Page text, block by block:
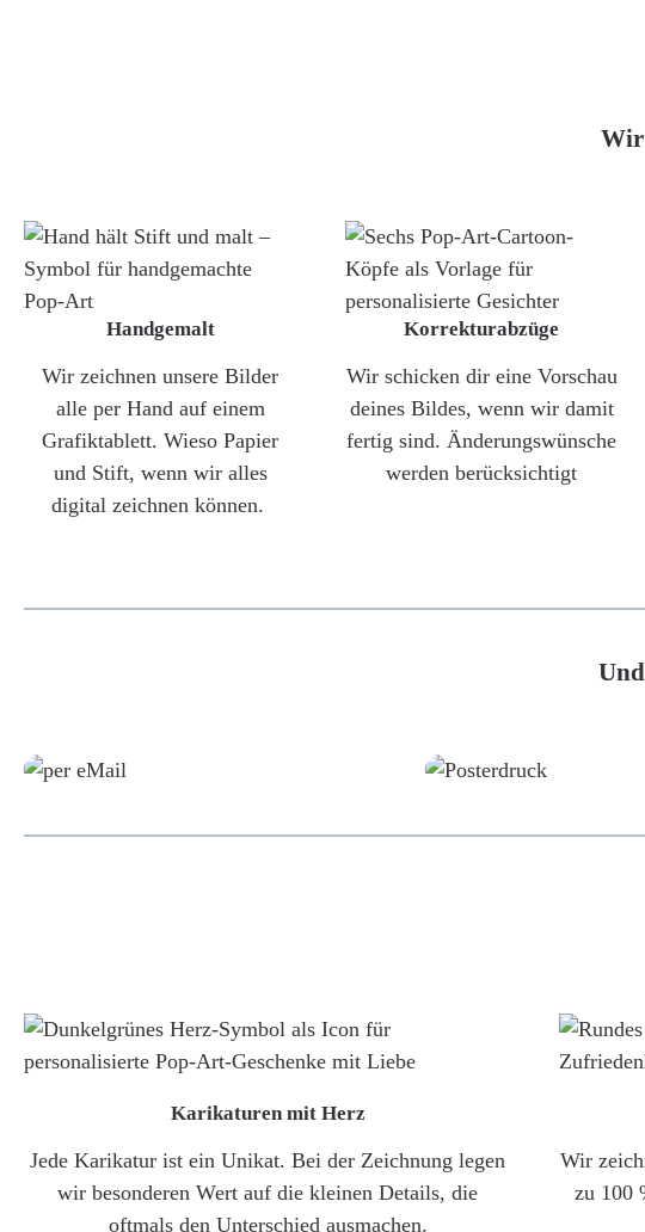
Wir
Handgemalt
Wir zeichnen unsere Bilder
alle per Hand auf einem
Grafiktablett. Wieso Papier
und Stift, wenn wir alles
digital zeichnen können.
Korrekturabzüge
Wir schicken dir eine Vorschau
deines Bildes, wenn wir damit
fertig sind. Änderungswünsche
werden berücksichtigt
Karikaturen mit Herz
Jede Karikatur ist ein Unikat. Bei der Zeichnung legen
wir besonderen Wert auf die kleinen Details, die
oftmals den Unterschied ausmachen.
Wir
zu 100